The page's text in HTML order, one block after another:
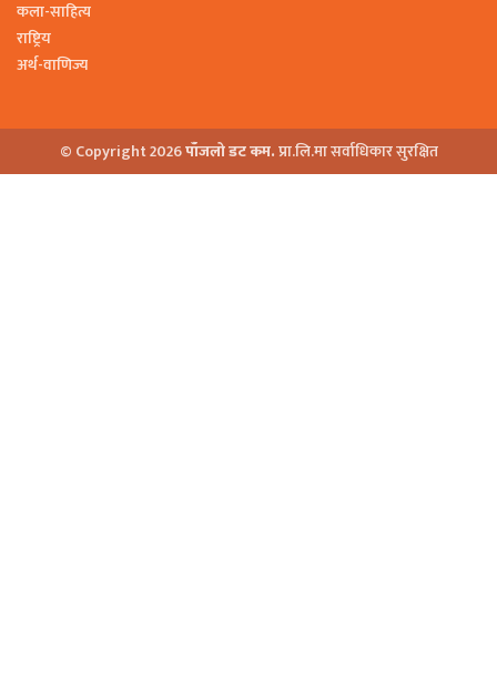
कला-साहित्य
राष्ट्रिय
अर्थ-वाणिज्य
© Copyright 2026पाँजलो डट कम.प्रा.लि.मा सर्वाधिकार सुरक्षित